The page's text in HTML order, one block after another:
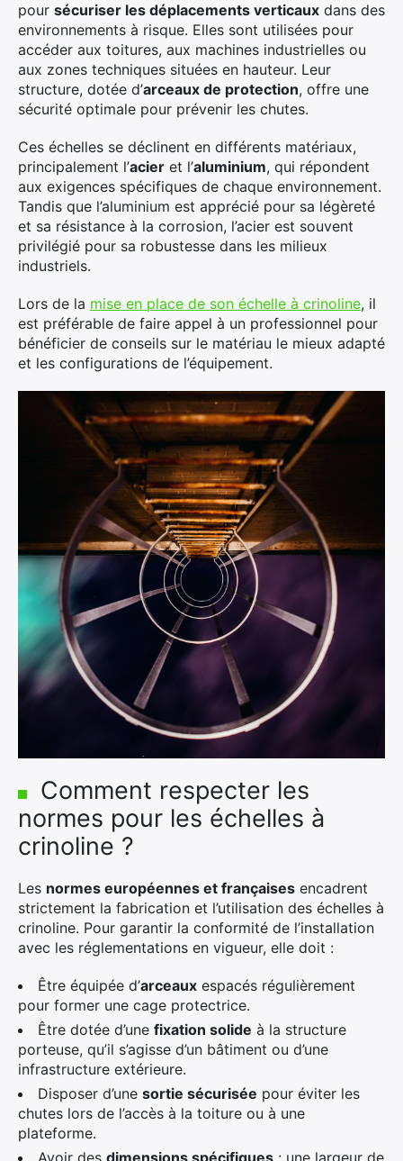
pour sécuriser les déplacements verticaux dans des
environnements à risque. Elles sont utilisées pour
accéder aux toitures, aux machines industrielles ou
aux zones techniques situées en hauteur. Leur
structure, dotée d’arceaux de protection, offre une
sécurité optimale pour prévenir les chutes.
Ces échelles se déclinent en différents matériaux,
principalement l’acier et l’aluminium, qui répondent
aux exigences spécifiques de chaque environnement.
Tandis que l’aluminium est apprécié pour sa légèreté
et sa résistance à la corrosion, l’acier est souvent
privilégié pour sa robustesse dans les milieux
industriels.
Lors de la mise en place de son échelle à crinoline, il
est préférable de faire appel à un professionnel pour
bénéficier de conseils sur le matériau le mieux adapté
et les configurations de l’équipement.
Comment respecter les
normes pour les échelles à
crinoline ?
Les normes européennes et françaises encadrent
strictement la fabrication et l’utilisation des échelles à
crinoline. Pour garantir la conformité de l’installation
avec les réglementations en vigueur, elle doit :
Être équipée d’arceaux espacés régulièrement
pour former une cage protectrice.
Être dotée d’une fixation solide à la structure
porteuse, qu’il s’agisse d’un bâtiment ou d’une
infrastructure extérieure.
Disposer d’une sortie sécurisée pour éviter les
chutes lors de l’accès à la toiture ou à une
plateforme.
Avoir des dimensions spécifiques : une largeur de